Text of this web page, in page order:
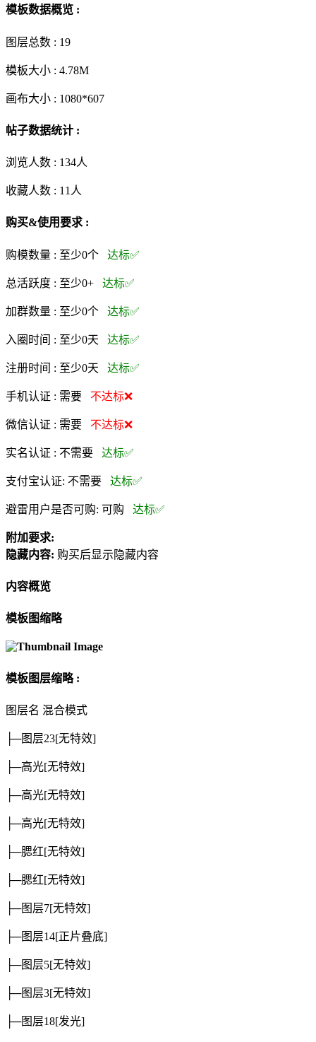
模板数据概览 :
图层总数 : 19
模板大小 : 4.78M
画布大小 : 1080*607
帖子数据统计 :
浏览人数 : 134人
收藏人数 : 11 人
购买&使用要求 :
购模数量 : 至少0个 达标✅
总活跃度 : 至少0+ 达标✅
加群数量 : 至少0个 达标✅
入圈时间 : 至少0天 达标✅
注册时间 : 至少0天 达标✅
手机认证 : 需要 不达标❌
微信认证 : 需要 不达标❌
实名认证 : 不需要 达标✅
支付宝认证: 不需要 达标✅
避雷用户是否可购: 可购 达标✅
附加要求:
隐藏内容: 购买后显示隐藏内容
内容概览
模板图缩略
模板图层缩略 :
图层名 混合模式
├─图层23[无特效]
├─高光[无特效]
├─高光[无特效]
├─高光[无特效]
├─腮红[无特效]
├─腮红[无特效]
├─图层7[无特效]
├─图层14[正片叠底]
├─图层5[无特效]
├─图层3[无特效]
├─图层18[发光]